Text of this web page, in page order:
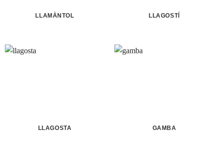
LLAMÀNTOL LLAGOSTÍ
LLAGOSTA GAMBA